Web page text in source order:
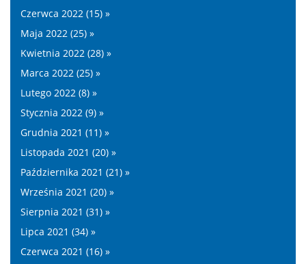
Czerwca 2022 (15) »
Maja 2022 (25) »
Kwietnia 2022 (28) »
Marca 2022 (25) »
Lutego 2022 (8) »
Stycznia 2022 (9) »
Grudnia 2021 (11) »
Listopada 2021 (20) »
Października 2021 (21) »
Września 2021 (20) »
Sierpnia 2021 (31) »
Lipca 2021 (34) »
Czerwca 2021 (16) »